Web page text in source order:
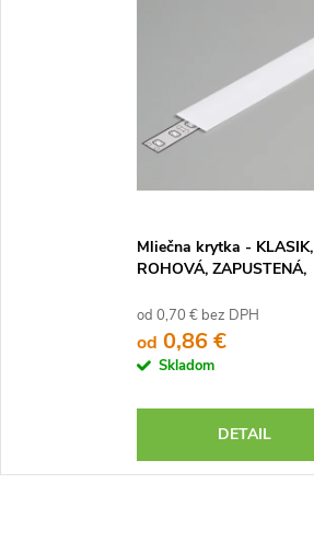
Mliečna krytka - KLASIK,
ROHOVÁ, ZAPUSTENÁ,
16, R3, SDK6
od 0,70 € bez DPH
od 0,86 €
Skladom
DETAIL